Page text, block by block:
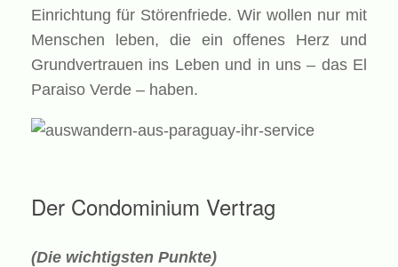
Einrichtung für Störenfriede. Wir wollen nur mit
Menschen leben, die ein offenes Herz und
Grundvertrauen ins Leben und in uns – das El
Paraiso Verde – haben.
Der Condominium Vertrag
(Die wichtigsten Punkte)